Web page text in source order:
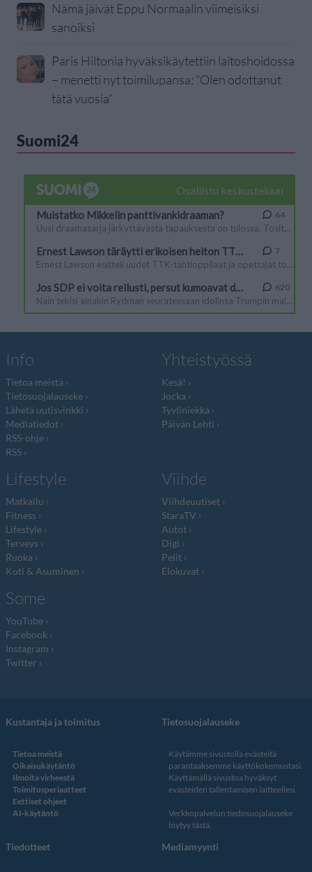
Nämä jäivät Eppu Normaalin viimeisiksi
sanoiksi
Paris Hiltonia hyväksikäytettiin laitoshoidossa
– menetti nyt toimilupansa: ”Olen odottanut
tätä vuosia”
Suomi24
Info
Tietoa meistä
Tietosuojalauseke
Lähetä uutisvinkki
Mediatiedot
RSS-ohje
RSS
Yhteistyössä
Kesä!
Jocka
Tyyliniekka
Päivän Lehti
Lifestyle
Matkailu
Fitness
Lifestyle
Terveys
Ruoka
Koti & Asuminen
Viihde
Viihdeuutiset
StaraTV
Autot
Digi
Pelit
Elokuvat
Some
YouTube
Facebook
Instagram
Twitter
Kustantaja ja toimitus
Tietoa meistä
Oikaisukäytäntö
Ilmoita virheestä
Toimitusperiaatteet
Eettiset ohjeet
AI-käytäntö
Tietosuojalauseke
Käytämme sivustolla evästeitä
parantaaksemme käyttökokemustasi.
Käyttämällä sivustoa hyväksyt
evästeiden tallentamisen laitteellesi.
Verkkopalvelun tiedosuojalauseke
löytyy tästä.
Tiedotteet Mediamyynti